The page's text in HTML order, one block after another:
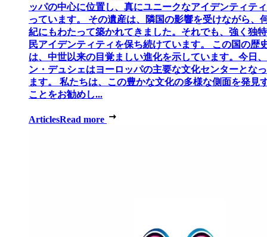
ッパの中心に位置し、真にユニークなアイデンティテ
っています。 その遺産は、隣国の影響を受けながら、
紀にもわたって築かれてきました。それでも、強く独
民アイデンティティを保ち続けています。 この国の歴
は、中世以来の目覚ましい進化を示しています。今日
ン・デュシェはヨーロッパの主要な文化センターとな
ます。 私たちは、この豊かな文化の多様な側面を発見
ことをお勧めし...
ArticlesRead more